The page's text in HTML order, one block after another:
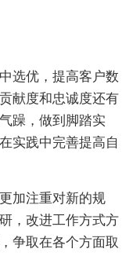
选优，提高客户数
献度和忠诚度还有
躁，做到脚踏实
实践中完善提高自
加注重对新的规
，改进工作方式方
争取在各个方面取